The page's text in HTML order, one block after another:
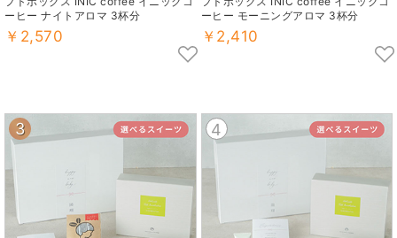
ーヒー ナイトアロマ 3杯分
￥2,570
ーヒー モーニングアロマ 3杯分
￥2,410
3 4